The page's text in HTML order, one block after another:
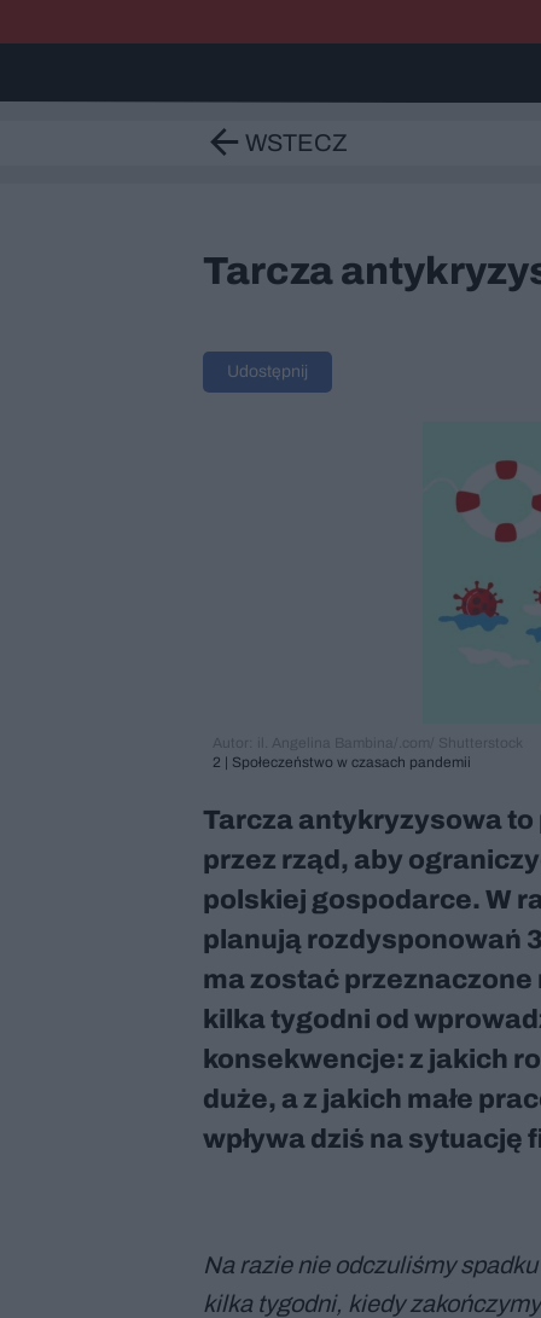
WSTECZ
Tarcza
Udostępnij
Autor: il. Angelina Bambina/.com/ Shutterstock
2 | Społeczeństwo w czasach pandemii
Tarcza antykryzysowa
przez rząd, aby
polskiej gospodarce. W
planują rozdysponowań
ma zostać
kilka tygodni od
konsekwencje: z jakich
duże, a z jakich małe
wpływa dziś na
Na razie nie odczuliśmy
kilka tygodni, kiedy